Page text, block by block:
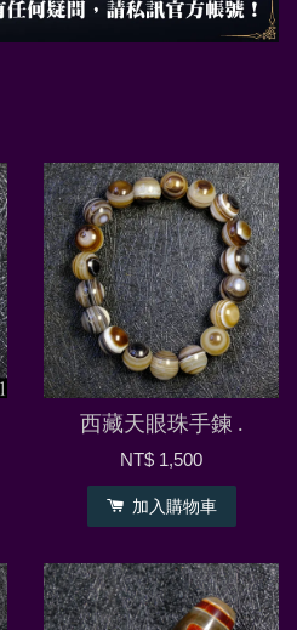
西藏天眼珠手鍊 .
NT$ 1,500
加入購物車